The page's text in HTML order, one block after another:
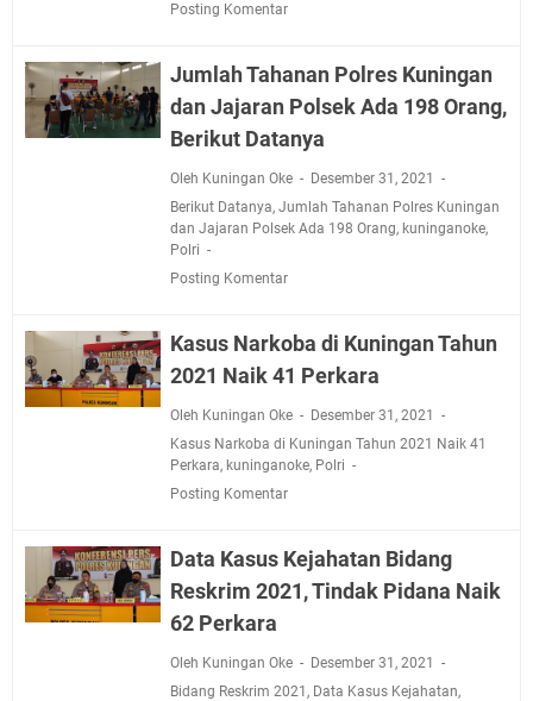
Posting Komentar
Jumlah Tahanan Polres Kuningan
dan Jajaran Polsek Ada 198 Orang,
Berikut Datanya
Oleh Kuningan Oke
Desember 31, 2021
Berikut Datanya, Jumlah Tahanan Polres Kuningan
dan Jajaran Polsek Ada 198 Orang, kuninganoke,
Polri
Posting Komentar
Kasus Narkoba di Kuningan Tahun
2021 Naik 41 Perkara
Oleh Kuningan Oke
Desember 31, 2021
Kasus Narkoba di Kuningan Tahun 2021 Naik 41
Perkara, kuninganoke, Polri
Posting Komentar
Data Kasus Kejahatan Bidang
Reskrim 2021, Tindak Pidana Naik
62 Perkara
Oleh Kuningan Oke
Desember 31, 2021
Bidang Reskrim 2021 , Data Kasus Kejahatan,